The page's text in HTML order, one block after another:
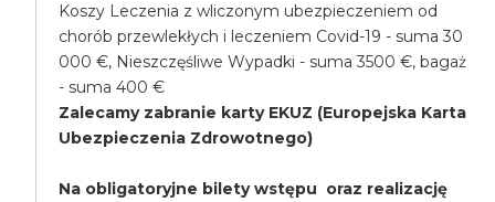
Koszy Leczenia z wliczonym ubezpieczeniem od
chorób przewlekłych i leczeniem Covid-19 - suma 30
000 €, Nieszczęśliwe Wypadki - suma 3500 €, bagaż
- suma 400 €
Zalecamy zabranie karty EKUZ (Europejska Karta
Ubezpieczenia Zdrowotnego)
Na obligatoryjne bilety wstępu oraz realizację